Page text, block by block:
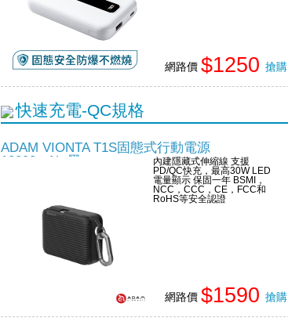
網路價 $1250 搶購
快速充電-QC規格
ADAM VIONTA T1S固態式行動電源
10000mAh-黑
內建隱藏式伸縮線 支援
PD/QC快充，最高30W LED
電量顯示 保固一年 BSMI，
NCC，CCC，CE，FCC和
RoHS等安全認證
網路價 $1590 搶購